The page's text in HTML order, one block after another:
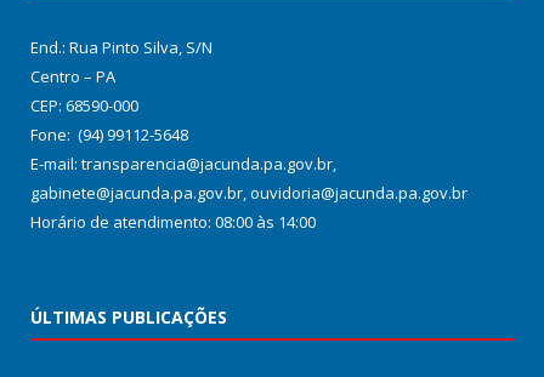
End.: Rua Pinto Silva, S/N
Centro – PA
CEP: 68590-000
Fone: (94) 99112-5648
E-mail: transparencia@jacunda.pa.gov.br,
gabinete@jacunda.pa.gov.br, ouvidoria@jacunda.pa.gov.br
Horário de atendimento: 08:00 às 14:00
ÚLTIMAS PUBLICAÇÕES